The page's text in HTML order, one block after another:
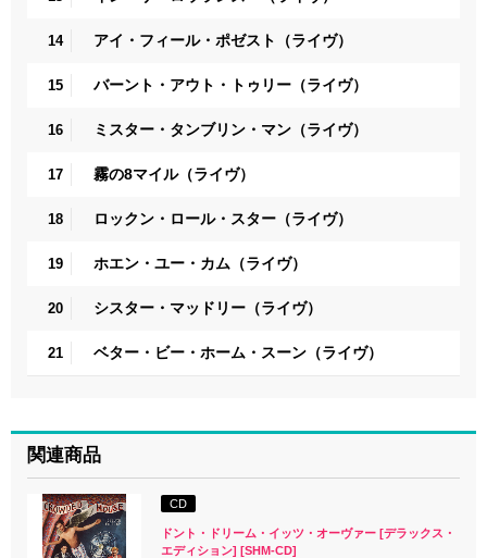
14 アイ・フィール・ポゼスト（ライヴ）
15 バーント・アウト・トゥリー（ライヴ）
16 ミスター・タンブリン・マン（ライヴ）
17 霧の8マイル（ライヴ）
18 ロックン・ロール・スター（ライヴ）
19 ホエン・ユー・カム（ライヴ）
20 シスター・マッドリー（ライヴ）
21 ベター・ビー・ホーム・スーン（ライヴ）
関連商品
CD
ドント・ドリーム・イッツ・オーヴァー [デラックス・
エディション] [SHM-CD]